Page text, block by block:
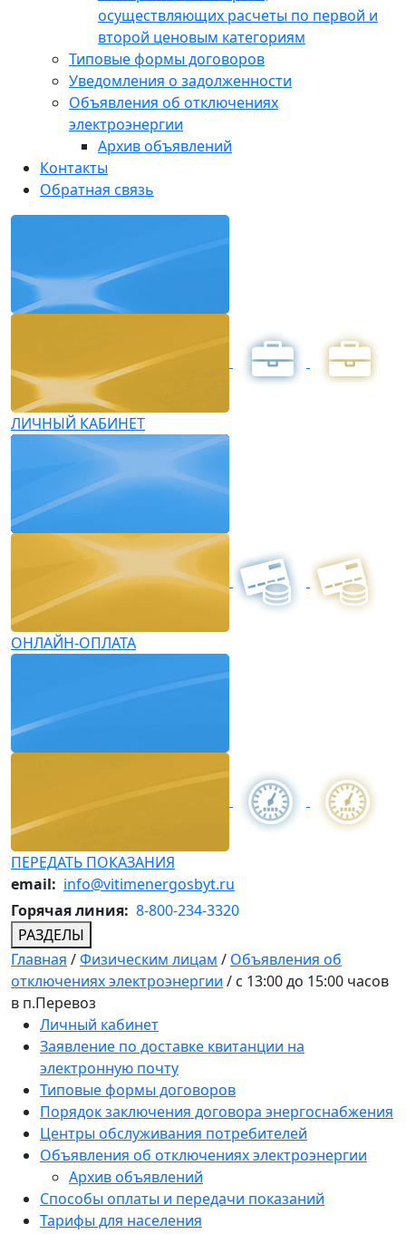
осуществляющих расчеты по первой и
второй ценовым категориям
Типовые формы договоров
Уведомления о задолженности
Объявления об отключениях
электроэнергии
Архив объявлений
Контакты
Обратная связь
ЛИЧНЫЙ КАБИНЕТ
ОНЛАЙН-ОПЛАТА
ПЕРЕДАТЬ ПОКАЗАНИЯ
email: info@vitimenergosbyt.ru
Горячая линия: 8-800-234-3320
РАЗДЕЛЫ
Главная /Физическим лицам / Объявления об
отключениях электроэнергии / с 13:00 до 15:00 часов
в п.Перевоз
Личный кабинет
Заявление по доставке квитанции на
электронную почту
Типовые формы договоров
Порядок заключения договора энергоснабжения
Центры обслуживания потребителей
Объявления об отключениях электроэнергии
Архив объявлений
Способы оплаты и передачи показаний
Тарифы для населения